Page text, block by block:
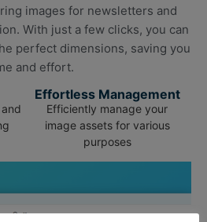
images for newsletters and
With just a few clicks, you can
perfect dimensions, saving you
and effort.
Effortless Management
Efficiently manage your
image assets for various
purposes